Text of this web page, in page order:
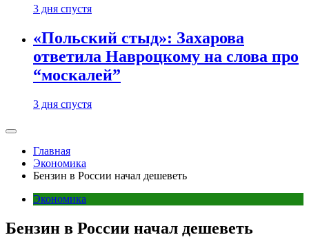
3 дня спустя
«Польский стыд»: Захарова
ответила Навроцкому на слова про
“москалей”
3 дня спустя
Главная
Экономика
Бензин в России начал дешеветь
Экономика
Бензин в России начал дешеветь